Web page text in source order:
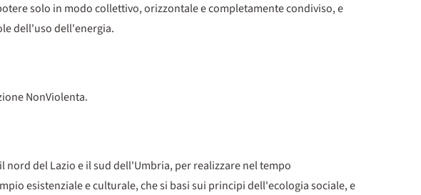
solo in modo collettivo, orizzontale e completamente condiviso, e
dell'uso dell'energia.
NonViolenta.
del Lazio e il sud dell'Umbria, per realizzare nel tempo
esistenziale e culturale, che si basi sui principi dell'ecologia sociale, e